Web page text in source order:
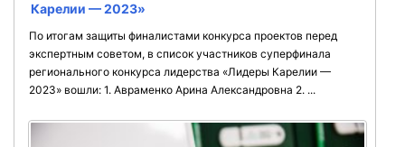
Карелии — 2023»
По итогам защиты финалистами конкурса проектов перед
экспертным советом, в список участников суперфинала
регионального конкурса лидерства «Лидеры Карелии —
2023» вошли: 1. Авраменко Арина Александровна 2. ...